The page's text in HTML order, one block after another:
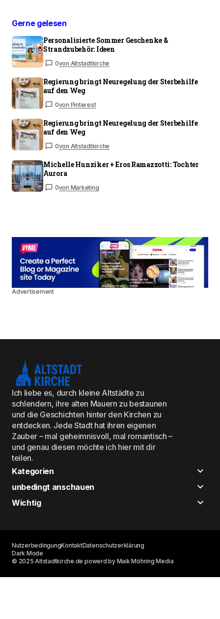
Gerne gelesen
Personalisierte Sommer Geschenke &
Strandzubehör: Ideen
0von Altstadtkirche
Regierung bringt Neuregelung der Sterbehilfe
auf den Weg
0von Pinterest
Regierung bringt Neuregelung der Sterbehilfe
auf den Weg
0von Altstadtkirche
Michelle Hunziker + Eros Ramazzotti: Tochter
Aurora
0von Marketing
Advertisement
Ich liebe es, durch kleine Altstädte zu
schlendern, ihre alten Mauern zu bestaunen
und die Geschichten hinter den Kirchen zu
entdecken. Jede Stadt hat ihren eigenen
Zauber – mal geheimnisvoll, mal romantisch –
und genau diesen möchte ich hier mit dir
teilen.
Kategorien
unbedingt anschauen
Wichtig
© 2025 Altstadtkirche.de powerd by Maik Möhring Media
NutzerbedingungKontaktDatenschutzerklärung
Dark Mode